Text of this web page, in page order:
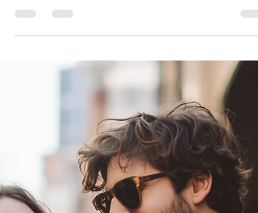
się tym, co intymne
bliskość relacji rozwija się dobrze tylko tam,
gdzie jest poczucie bezpieczeństwa. Jeśli
jedna ze stron doświadcza krytyki,
bagatelizowania lub wykorzystywania
ujawnionych informacji – naturalnie zacznie
się zamykać. Dlatego zdrowa relacja to taka,
w której: słuchamy bez oceniania, reagujemy
empatycznie, szanujemy wrażliwość drugiej